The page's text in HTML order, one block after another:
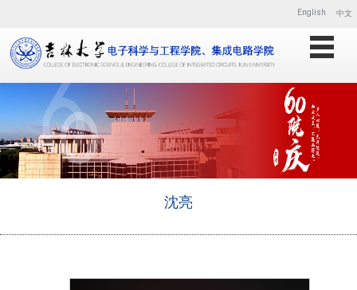
English 中文
沈亮